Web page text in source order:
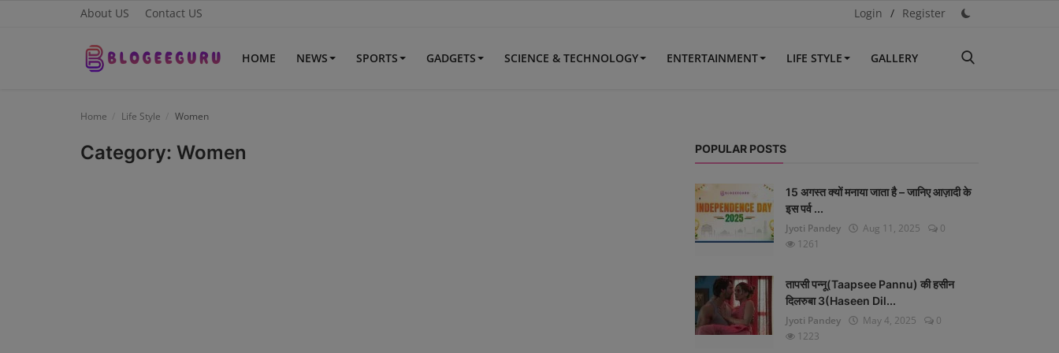
About US Contact US Login / Register
HOME NEWS SPORTS GADGETS SCIENCE & TECHNOLOGY ENTERTAINMENT LIFE STYLE GALLERY
Home Life Style Women
Category: Women POPULAR POSTS
15 अगस्त क्यों मनाया जाता है – जानिए आज़ादी के
इस पर्व ...
Jyoti Pandey
Aug 11, 2025
0
1261
तापसी पन्नू(Taapsee Pannu) की हसीन
दिलरुबा 3(Haseen Dil...
Jyoti Pandey
May 4, 2025
0
1223